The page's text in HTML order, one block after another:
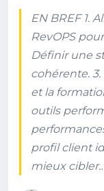
EN BREF 1.
RevOPS
Définir une
cohérente.
et la
outils
profil client
mieux